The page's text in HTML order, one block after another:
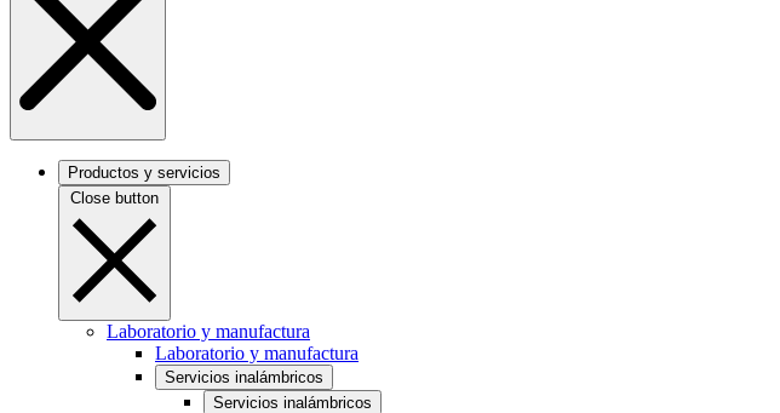
Productos y servicios
Close button
Laboratorio y manufactura
Laboratorio y manufactura
Servicios inalámbricos
Servicios inalámbricos